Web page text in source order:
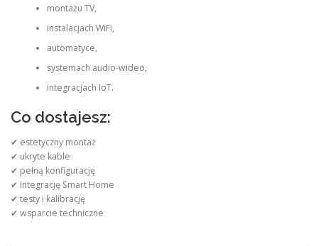
montażu TV,
instalacjach WiFi,
automatyce,
systemach audio-wideo,
integracjach IoT.
Co dostajesz:
✔ estetyczny montaż
✔ ukryte kable
✔ pełną konfigurację
✔ integrację Smart Home
✔ testy i kalibrację
✔ wsparcie techniczne